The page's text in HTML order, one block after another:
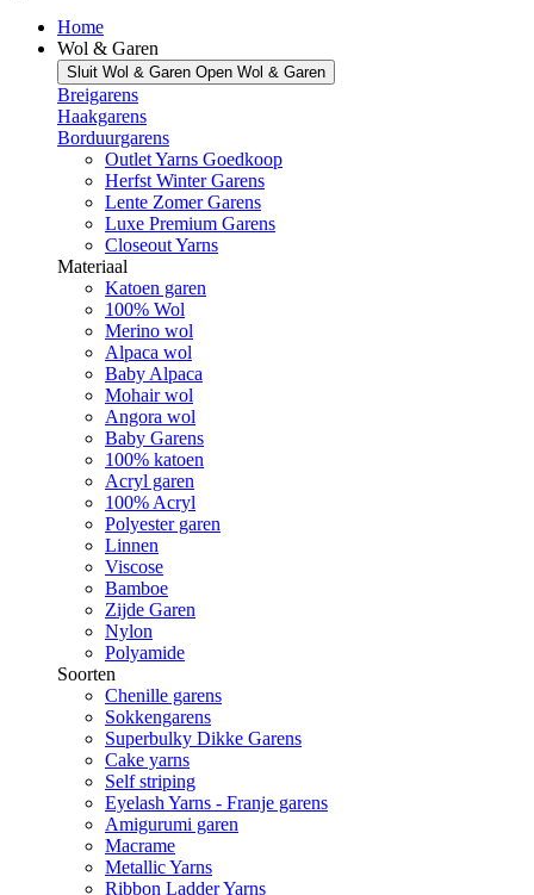
Home
Wol & Garen
Sluit Wol & Garen Open Wol & Garen
Breigarens
Haakgarens
Borduurgarens
Outlet Yarns Goedkoop
Herfst Winter Garens
Lente Zomer Garens
Luxe Premium Garens
Closeout Yarns
Materiaal
Katoen garen
100% Wol
Merino wol
Alpaca wol
Baby Alpaca
Mohair wol
Angora wol
Baby Garens
100% katoen
Acryl garen
100% Acryl
Polyester garen
Linnen
Viscose
Bamboe
Zijde Garen
Nylon
Polyamide
Soorten
Chenille garens
Sokkengarens
Superbulky Dikke Garens
Cake yarns
Self striping
Eyelash Yarns - Franje garens
Amigurumi garen
Macrame
Metallic Yarns
Ribbon Ladder Yarns